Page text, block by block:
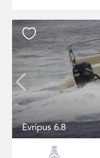
Evripus 6.8